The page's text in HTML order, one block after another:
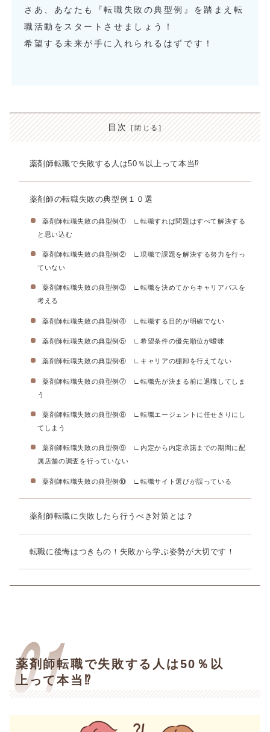
さあ、あなたも『転職失敗の典型例』を踏まえ転
職活動をスタートさせましょう！
希望する未来が手に入れられるはずです！
目次
薬剤師転職で失敗する人は50％以上って本当⁉
薬剤師の転職失敗の典型例１０選
薬剤師転職失敗の典型例① ∟転職すれば問題はすべて解決する
と思い込む
薬剤師転職失敗の典型例② ∟現職で課題を解決する努力を行っ
ていない
薬剤師転職失敗の典型例③ ∟転職を決めてからキャリアパスを
考える
薬剤師転職失敗の典型例④ ∟転職する目的が明確でない
薬剤師転職失敗の典型例⑤ ∟希望条件の優先順位が曖昧
薬剤師転職失敗の典型例⑥ ∟キャリアの棚卸を行えてない
薬剤師転職失敗の典型例⑦ ∟転職先が決まる前に退職してしま
う
薬剤師転職失敗の典型例⑧ ∟転職エージェントに任せきりにし
てしまう
薬剤師転職失敗の典型例⑨ ∟内定から内定承諾までの期間に配
属店舗の調査を行っていない
薬剤師転職失敗の典型例⑩ ∟転職サイト選びが誤っている
薬剤師転職に失敗したら行うべき対策とは？
転職に後悔はつきもの！失敗から学ぶ姿勢が大切です！
薬剤師転職で失敗する人は50％以
上って本当⁉